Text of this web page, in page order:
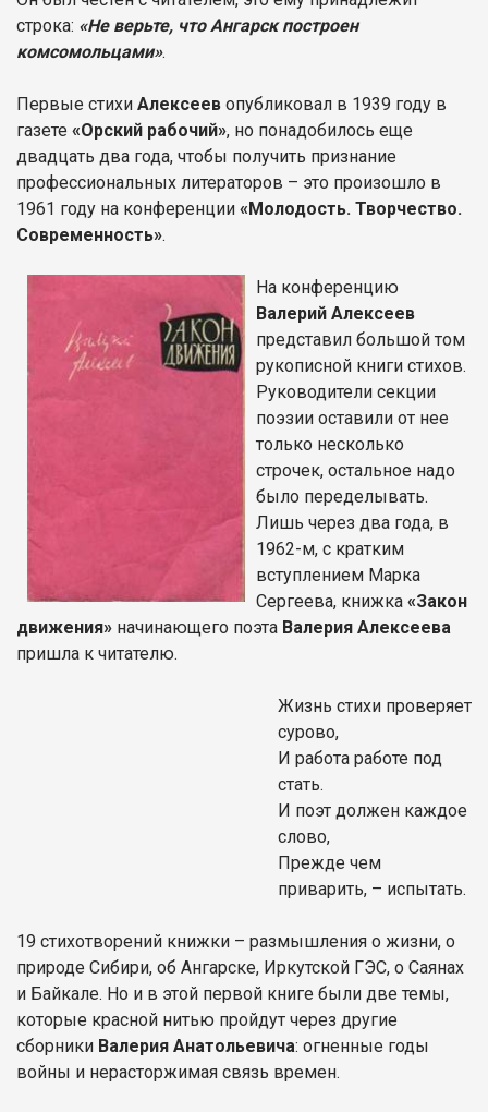
строка: «Не верьте, что Ангарск построен
комсомольцами».
Первые стихи Алексеев опубликовал в 1939 году в
газете «Орский рабочий», но понадобилось еще
двадцать два года, чтобы получить признание
профессиональных литераторов – это произошло в
1961 году на конференции «Молодость. Творчество.
Современность».
На конференцию
Валерий Алексеев
представил большой том
рукописной книги стихов.
Руководители секции
поэзии оставили от нее
только несколько
строчек, остальное надо
было переделывать.
Лишь через два года, в
1962-м, с кратким
вступлением Марка
Сергеева, книжка «Закон
движения» начинающего поэта Валерия Алексеева
пришла к читателю.
Жизнь стихи проверяет
сурово,
И работа работе под
стать.
И поэт должен каждое
слово,
Прежде чем
приварить, – испытать.
19 стихотворений книжки – размышления о жизни, о
природе Сибири, об Ангарске, Иркутской ГЭС, о Саянах
и Байкале. Но и в этой первой книге были две темы,
которые красной нитью пройдут через другие
сборники Валерия Анатольевича: огненные годы
войны и нерасторжимая связь времен.